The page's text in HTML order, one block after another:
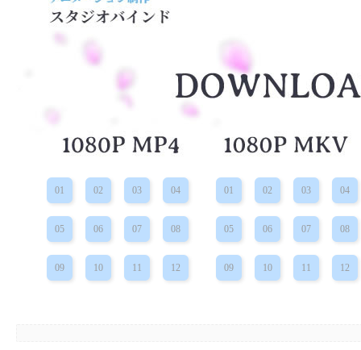
01 02 03 04
05 06 07 08
09 10 11 12
01 02 03 04
05 06 07 08
09 10 11 12